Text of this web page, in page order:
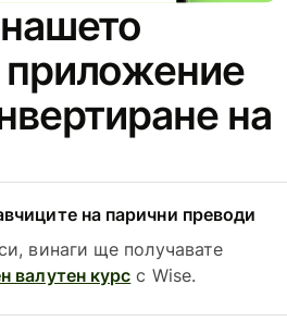
приложение
на
на парични преводи
винаги ще получавате
валутен курс с Wise.